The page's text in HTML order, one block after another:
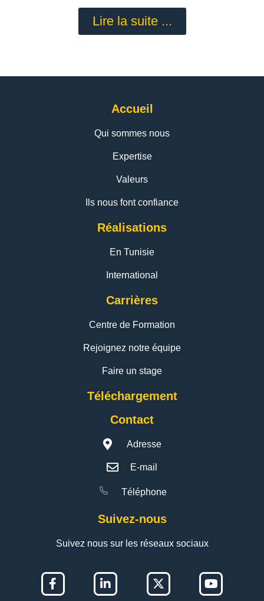
Lire la suite ...
Accueil
Qui sommes nous
Expertise
Valeurs
Ils nous font confiance
Réalisations
En Tunisie
International
Carrières
Centre de Formation
Rejoignez notre équipe
Faire un stage
Téléchargement
Contact
Adresse
E-mail
Téléphone
Suivez-nous
Suivez nous sur les réseaux sociaux